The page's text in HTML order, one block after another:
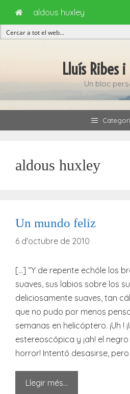
Lluís Ribes
Un bloc
aldous huxley
Un mundo feliz
6 d'octubre de 2010
[…] “Y de repente echóle los
suaves, sus labios sobre los
deliciosamente suaves, tan
que no pudo por menos
semanas en helicóptero. ¡Uh !
estereoscópica y ¡ah! el negro
horror! Intentó desasirse, pero
Llegir més…
aldous huxley